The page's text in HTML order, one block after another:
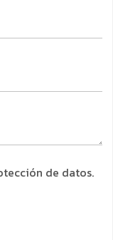
de datos.